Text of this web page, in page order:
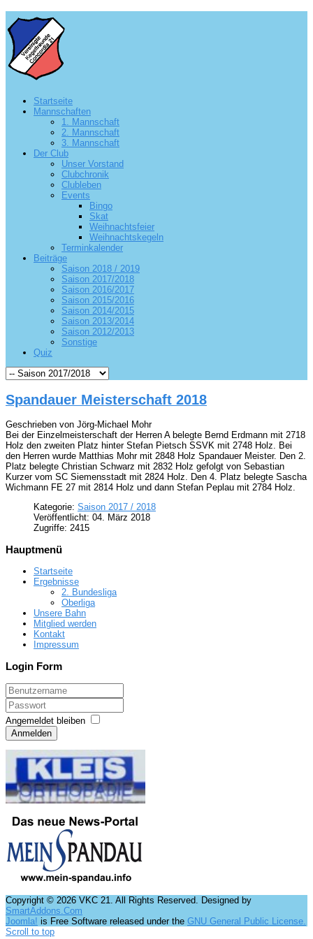
Startseite
Mannschaften
1. Mannschaft
2. Mannschaft
3. Mannschaft
Der Club
Unser Vorstand
Clubchronik
Clubleben
Events
Bingo
Skat
Weihnachtsfeier
Weihnachtskegeln
Terminkalender
Beiträge
Saison 2018 / 2019
Saison 2017/2018
Saison 2016/2017
Saison 2015/2016
Saison 2014/2015
Saison 2013/2014
Saison 2012/2013
Sonstige
Quiz
Spandauer Meisterschaft 2018
Geschrieben von Jörg-Michael Mohr
Bei der Einzelmeisterschaft der Herren A belegte Bernd Erdmann mit 2718
Holz den zweiten Platz hinter Stefan Pietsch SSVK mit 2748 Holz. Bei
den Herren wurde Matthias Mohr mit 2848 Holz Spandauer Meister. Den 2.
Platz belegte Christian Schwarz mit 2832 Holz gefolgt von Sebastian
Kurzer vom SC Siemensstadt mit 2824 Holz. Den 4. Platz belegte Sascha
Wichmann FE 27 mit 2814 Holz und dann Stefan Peplau mit 2784 Holz.
Kategorie: Saison 2017 / 2018
Veröffentlicht: 04. März 2018
Zugriffe: 2415
Hauptmenü
Startseite
Ergebnisse
2. Bundesliga
Oberliga
Unsere Bahn
Mitglied werden
Kontakt
Impressum
Login Form
Angemeldet bleiben
Anmelden
Copyright © 2026 VKC 21. All Rights Reserved. Designed by
SmartAddons.Com
Joomla! is Free Software released under the GNU General Public License.
Scroll to top